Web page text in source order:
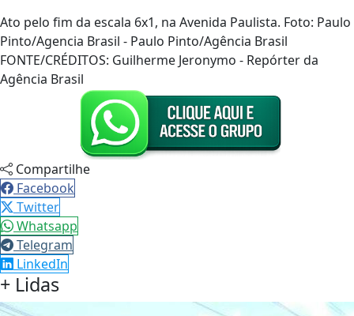
Ato pelo fim da escala 6x1, na Avenida Paulista. Foto: Paulo
Pinto/Agencia Brasil - Paulo Pinto/Agência Brasil
FONTE/CRÉDITOS: Guilherme Jeronymo - Repórter da
Agência Brasil
Compartilhe
Facebook
Twitter
Whatsapp
Telegram
LinkedIn
+ Lidas